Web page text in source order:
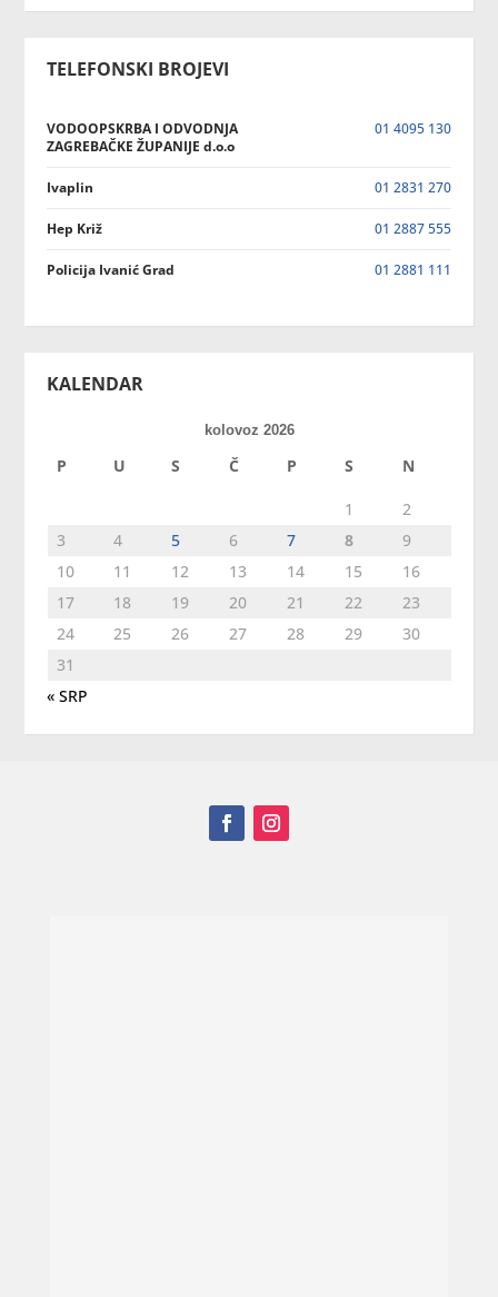
TELEFONSKI BROJEVI
VODOOPSKRBA I ODVODNJA
ZAGREBAČKE ŽUPANIJE d.o.o
01 4095 130
Ivaplin 01 2831 270
Hep Križ 01 2887 555
Policija Ivanić Grad 01 2881 111
KALENDAR
kolovoz 2026
P U S Č P S N
1
2
3
4 5 6 7 8
9
10
11 12 13 14 15
16
17
18 19 20 21 22
23
24
25 26 27 28 29
30
31
« SRP